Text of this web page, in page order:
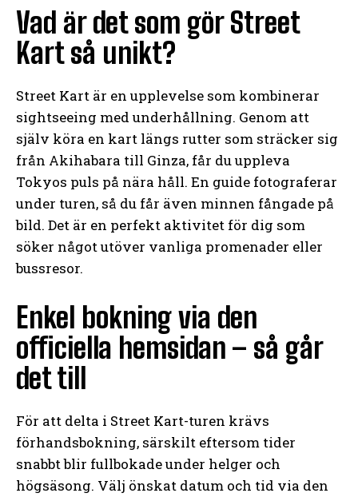
Vad är det som gör Street
Kart så unikt?
Street Kart är en upplevelse som kombinerar
sightseeing med underhållning. Genom att
själv köra en kart längs rutter som sträcker sig
från Akihabara till Ginza, får du uppleva
Tokyos puls på nära håll. En guide fotograferar
under turen, så du får även minnen fångade på
bild. Det är en perfekt aktivitet för dig som
söker något utöver vanliga promenader eller
bussresor.
Enkel bokning via den
officiella hemsidan – så går
det till
För att delta i Street Kart-turen krävs
förhandsbokning, särskilt eftersom tider
snabbt blir fullbokade under helger och
högsäsong. Välj önskat datum och tid via den